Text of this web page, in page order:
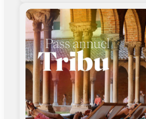
l'attente en caisse.